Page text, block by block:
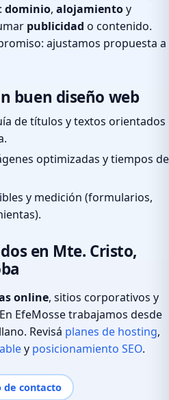
dominio, alojamientoy
publicidad o contenido.
ajustamos propuesta a
buen diseño web
de títulos y textos orientados
optimizadas y tiempos de
y medición (formularios,
en Mte. Cristo,
online, sitios corporativos y
EfeMosse trabajamos desde
Revisá planes de hosting,
y posicionamiento SEO.
de contacto